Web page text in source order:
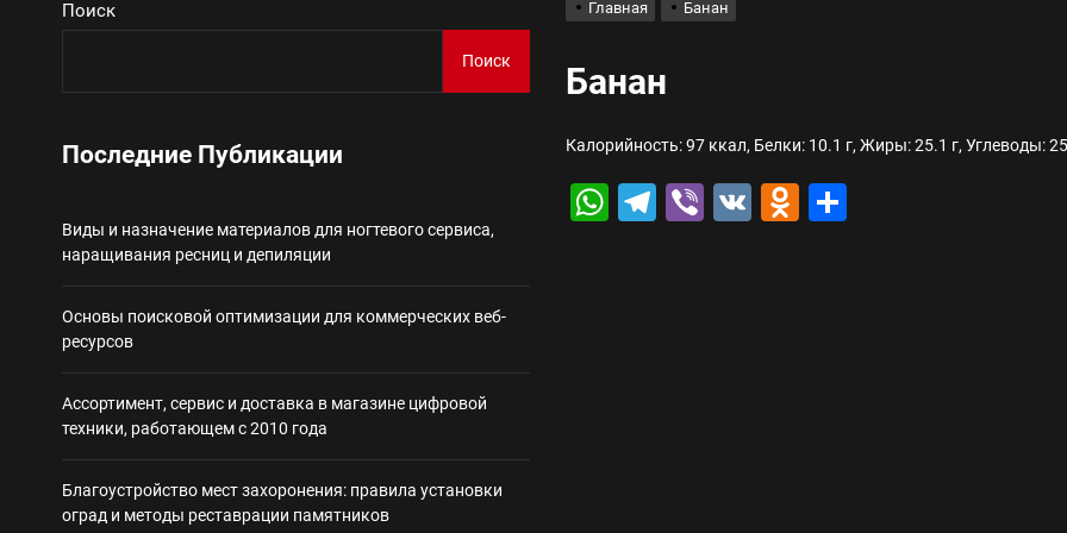
Ассортимент, сервис и доставка в магазине цифровой техники, работающем с 2010
Некастодиальный криптокошелек: принципы работы, риски и способы хранения криптовалют
Главная Банан
Банан
Калорийность: 97 ккал, Белки: 10.1 г, Жиры: 25.1 г, Углеводы:
WhatsApp
Telegram
Viber
VK Odnoklassniki
Поиск
Поиск
Последние Публикации
Виды и назначение материалов для ногтевого сервиса,
наращивания ресниц и депиляции
Основы поисковой оптимизации для коммерческих веб-
ресурсов
Ассортимент, сервис и доставка в магазине цифровой
техники, работающем с 2010 года
Благоустройство мест захоронения: правила установки
оград и методы реставрации памятников